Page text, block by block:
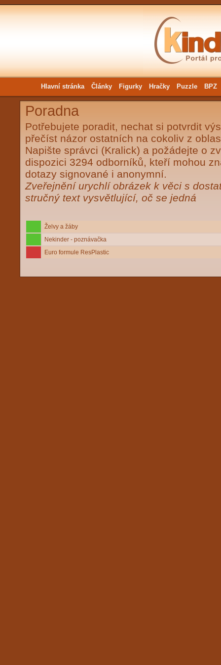
Hlavní stránka Články Figurky Hračky Puzzle BPZ
Poradna
Potřebujete poradit, nechat si potvrdit
přečíst názor ostatních na cokoliv z
Napište správci (Kralick) a požádejte o
dispozici 3294 odborníků, kteří mohou
dotazy signované i anonymní.
Zveřejnění urychlí obrázek k věci s
stručný text vysvětlující, oč se jedná
Želvy a žáby
Nekinder - poznávačka
Euro formule ResPlastic